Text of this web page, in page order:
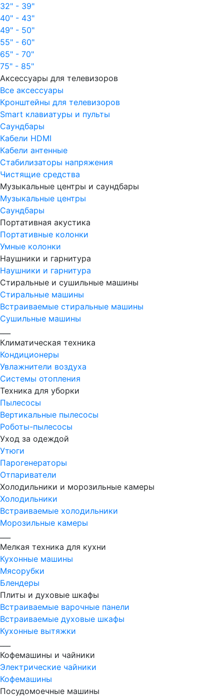
32" - 39"
40" - 43"
49" - 50"
55" - 60"
65" - 70"
75" - 85"
Аксессуары для телевизоров
Все аксессуары
Кронштейны для телевизоров
Smart клавиатуры и пульты
Саундбары
Кабели HDMI
Кабели антенные
Стабилизаторы напряжения
Чистящие средства
Музыкальные центры и саундбары
Музыкальные центры
Саундбары
Портативная акустика
Портативные колонки
Умные колонки
Наушники и гарнитура
Наушники и гарнитура
Стиральные и сушильные машины
Стиральные машины
Встраиваемые стиральные машины
Сушильные машины
Климатическая техника
Кондиционеры
Увлажнители воздуха
Системы отопления
Техника для уборки
Пылесосы
Вертикальные пылесосы
Роботы-пылесосы
Уход за одеждой
Утюги
Парогенераторы
Отпариватели
Холодильники и морозильные камеры
Холодильники
Встраиваемые холодильники
Морозильные камеры
Мелкая техника для кухни
Кухонные машины
Мясорубки
Блендеры
Плиты и духовые шкафы
Встраиваемые варочные панели
Встраиваемые духовые шкафы
Кухонные вытяжки
Кофемашины и чайники
Электрические чайники
Кофемашины
Посудомоечные машины